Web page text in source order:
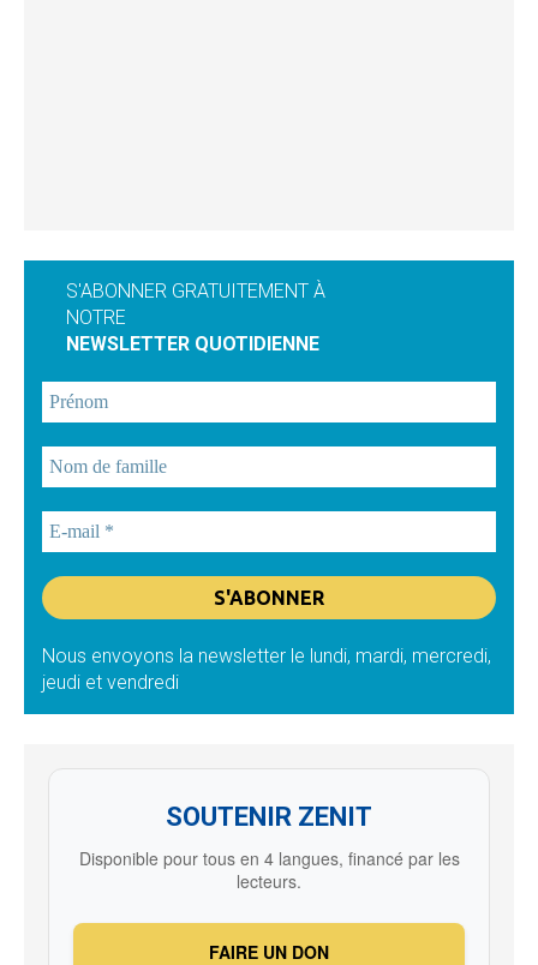
S'ABONNER GRATUITEMENT À
NOTRE
NEWSLETTER QUOTIDIENNE
Nous envoyons la newsletter le lundi, mardi, mercredi,
jeudi et vendredi
SOUTENIR ZENIT
Disponible pour tous en 4 langues, financé par les
lecteurs.
FAIRE UN DON